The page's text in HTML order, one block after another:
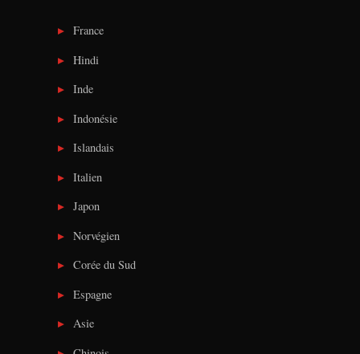
France
Hindi
Inde
Indonésie
Islandais
Italien
Japon
Norvégien
Corée du Sud
Espagne
Asie